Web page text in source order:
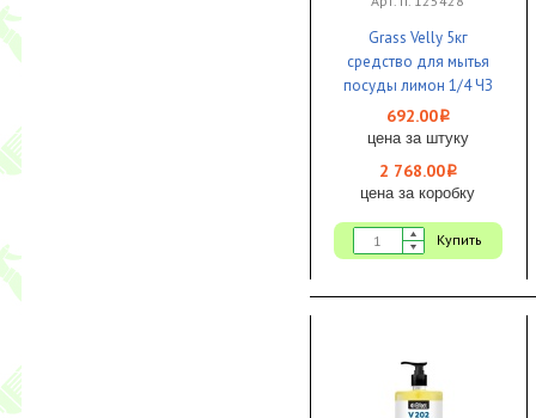
Grass Velly 5кг
средство для мытья
посуды лимон 1/4 ЧЗ
692.00i
цена за штуку
2 768.00i
цена за коробку
Купить